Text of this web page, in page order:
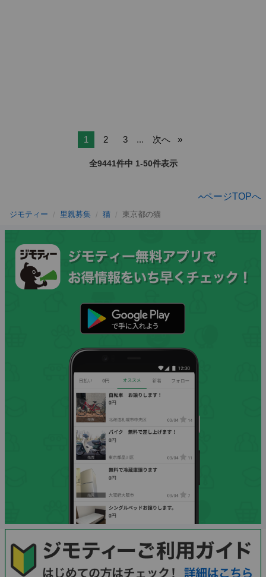
1 2 3 ... 次へ
全9441件中 1-50件表示
ページTOPへ
ジモティー 里親募集 猫 東京都の猫